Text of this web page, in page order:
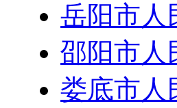
岳阳市人
邵阳市人
娄底市人